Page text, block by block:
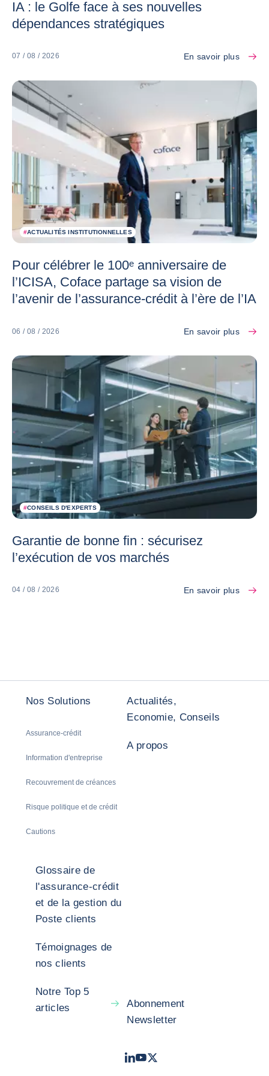
IA : le Golfe face à ses nouvelles
dépendances stratégiques
07 / 08 / 2026 En savoir plus
#ACTUALITÉS INSTITUTIONNELLES
Pour célébrer le 100ᵉ anniversaire de
l’ICISA, Coface partage sa vision de
l’avenir de l’assurance-crédit à l’ère de l’IA
06 / 08 / 2026 En savoir plus
#CONSEILS D'EXPERTS
Garantie de bonne fin : sécurisez
l’exécution de vos marchés
04 / 08 / 2026 En savoir plus
Nos Solutions
Assurance-crédit
Information d'entreprise
Recouvrement de créances
Risque politique et de crédit
Cautions
Actualités,
Economie, Conseils
A propos
Glossaire de
l'assurance-crédit
et de la gestion du
Poste clients
Témoignages de
nos clients
Notre Top 5
articles
Abonnement
Newsletter
LinkedIn
Youtube
X - Twitter